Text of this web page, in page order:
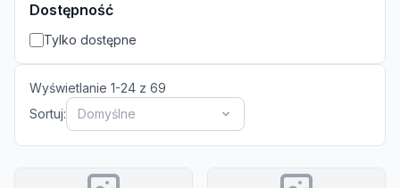
Dostępność
Tylko dostępne
Wyświetlanie 1-24 z 69
Sortuj:
Domyślne